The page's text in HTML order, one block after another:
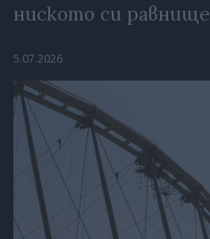
ниското си равнище
5.07.2026